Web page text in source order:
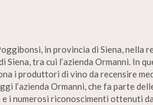
in provincia di Siena,
tra cui l’azienda Ormanni. In
i produttori di vino da recensire
l’azienda Ormanni, che fa parte
i numerosi riconoscimenti ottenuti